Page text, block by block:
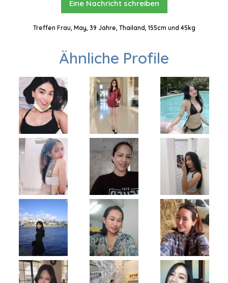
Eine Nachricht schreiben
Treffen Frau, May, 39 Jahre, Thailand, 155cm und 45kg
Ähnliche Profile